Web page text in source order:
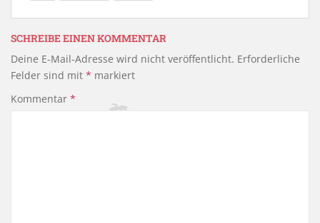
e
b
o
o
k
er n
SCHREIBE EINEN KOMMENTAR
Deine E-Mail-Adresse wird nicht veröffentlicht. Erforderliche
Felder sind mit * markiert
Kommentar *